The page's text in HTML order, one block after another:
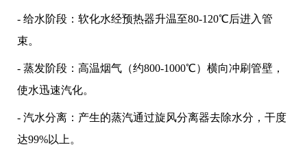
- 给水阶段：软化水经预热器升温至80-120℃后进入管
束。
- 蒸发阶段：高温烟气（约800-1000℃）横向冲刷管壁，
使水迅速汽化。
- 汽水分离：产生的蒸汽通过旋风分离器去除水分，干度
达99%以上。